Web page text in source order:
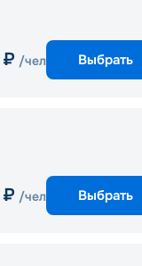
₽ /чел Выбрать
₽ /чел Выбрать